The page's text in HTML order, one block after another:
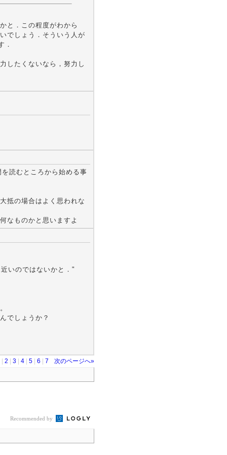
と．この程度がわから
でしょう．そういう人が
．
したくないなら，努力し
読むところから始める事
抵の場合はよく思われな
なものかと思いますよ
いのではないかと．"
でしょうか？
2 3 4 5 6 7
次のページへ»
Recommended by